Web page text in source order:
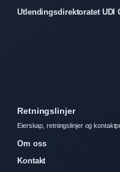
Utlendingsdirektoratet UDI
Retningslinjer
Eierskap, retningslinjer og
Om oss
Kontakt